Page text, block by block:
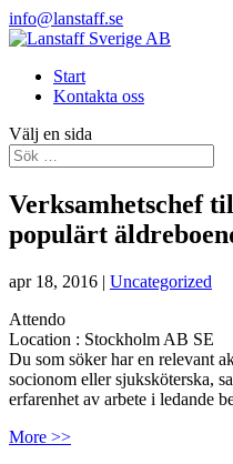
info@lanstaff.se
Start
Kontakta oss
Välj en sida
Verksamhetschef
populärt
apr 18, 2016 | Uncategorized
Attendo
Location : Stockholm AB SE
Du som söker har en relevant
socionom eller sjuksköterska,
erfarenhet av arbete i ledande
More >>